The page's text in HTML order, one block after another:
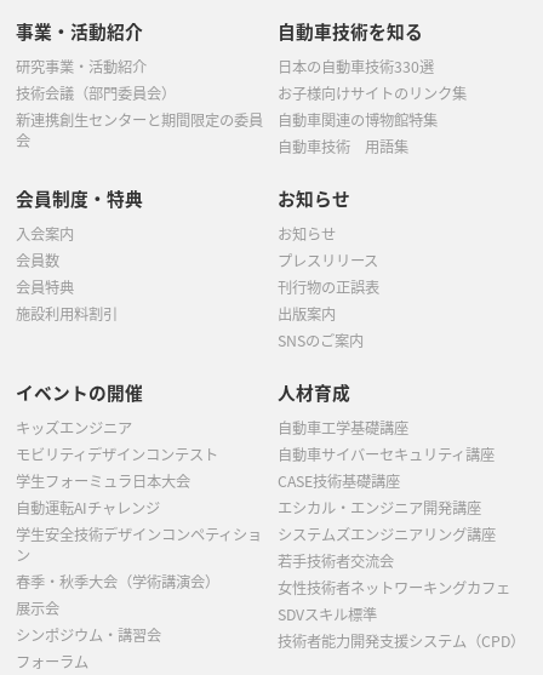
事業・活動紹介
研究事業・活動紹介
技術会議（部門委員会）
新連携創生センターと期間限定の委員
会
自動車技術を知る
日本の自動車技術330選
お子様向けサイトのリンク集
自動車関連の博物館特集
自動車技術 用語集
会員制度・特典
入会案内
会員数
会員特典
施設利用料割引
お知らせ
お知らせ
プレスリリース
刊行物の正誤表
出版案内
SNSのご案内
イベントの開催
キッズエンジニア
モビリティデザインコンテスト
学生フォーミュラ日本大会
自動運転AIチャレンジ
学生安全技術デザインコンペティショ
ン
春季・秋季大会（学術講演会）
展示会
シンポジウム・講習会
フォーラム
人材育成
自動車工学基礎講座
自動車サイバーセキュリティ講座
CASE技術基礎講座
エシカル・エンジニア開発講座
システムズエンジニアリング講座
若手技術者交流会
女性技術者ネットワーキングカフェ
SDVスキル標準
技術者能力開発支援システム（CPD）